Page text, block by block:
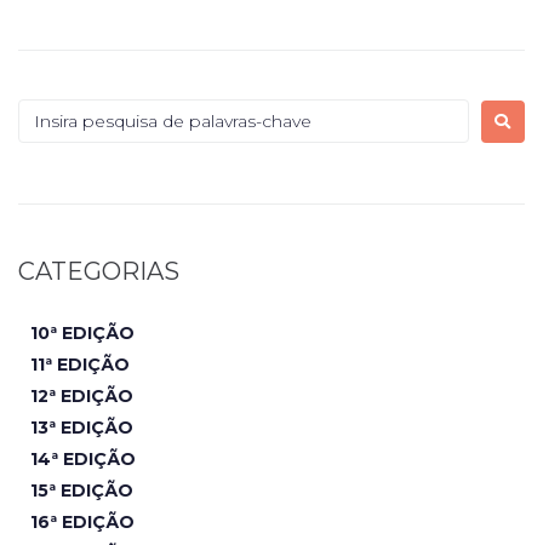
CATEGORIAS
10ª EDIÇÃO
11ª EDIÇÃO
12ª EDIÇÃO
13ª EDIÇÃO
14ª EDIÇÃO
15ª EDIÇÃO
16ª EDIÇÃO